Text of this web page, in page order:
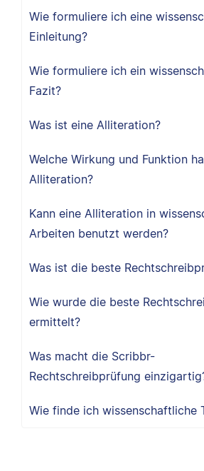
Wie formuliere ich eine
Einleitung?
Wie formuliere ich ein
Fazit?
Was ist eine Alliteration?
Welche Wirkung und Funktion
Alliteration?
Kann eine Alliteration in
Arbeiten benutzt werden?
Was ist die beste
Wie wurde die beste
ermittelt?
Was macht die Scribbr-
Rechtschreibprüfung
Wie finde ich wissenschaftliche